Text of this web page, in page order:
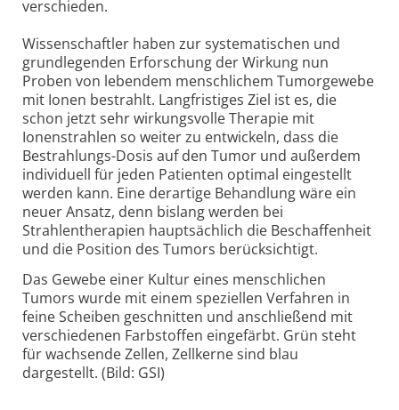
verschieden.
Wissenschaftler haben zur systematischen und
grundlegenden Erforschung der Wirkung nun
Proben von lebendem menschlichem Tumorgewebe
mit Ionen bestrahlt. Langfristiges Ziel ist es, die
schon jetzt sehr wirkungsvolle Therapie mit
Ionenstrahlen so weiter zu entwickeln, dass die
Bestrahlungs-Dosis auf den Tumor und außerdem
individuell für jeden Patienten optimal eingestellt
werden kann. Eine derartige Behandlung wäre ein
neuer Ansatz, denn bislang werden bei
Strahlentherapien hauptsächlich die Beschaffenheit
und die Position des Tumors berücksichtigt.
Das Gewebe einer Kultur eines menschlichen
Tumors wurde mit einem speziellen Verfahren in
feine Scheiben geschnitten und anschließend mit
verschiedenen Farbstoffen eingefärbt. Grün steht
für wachsende Zellen, Zellkerne sind blau
dargestellt. (Bild: GSI)